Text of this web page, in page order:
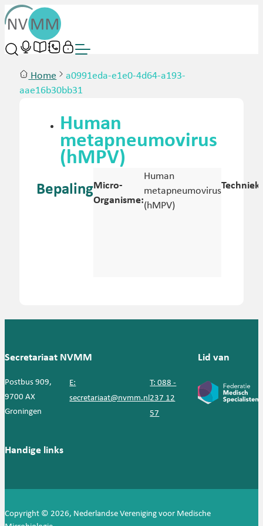
Home
a0991eda-e1e0-4d64-a193-
aae16b30bb31
Human
metapneumovirus
(hMPV)
BepalingMicro-
Organisme:
Human
metapneumovirus
(hMPV)
Techniek:
Secretariaat NVMM
Postbus 909,
9700 AX
Groningen
E:
secretariaat@nvmm.nl
T: 088 -
237 12
57
Lid van
Handige links
Copyright © 2026, Nederlandse Vereniging voor Medische